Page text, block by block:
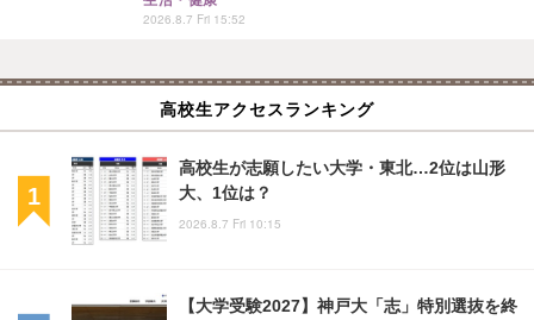
2026.8.7 Fri 15:52
高校生アクセスランキング
高校生が志願したい大学・東北…2位は山形
大、1位は？
2026.8.7 Fri 10:15
【大学受験2027】神戸大「志」特別選抜を終